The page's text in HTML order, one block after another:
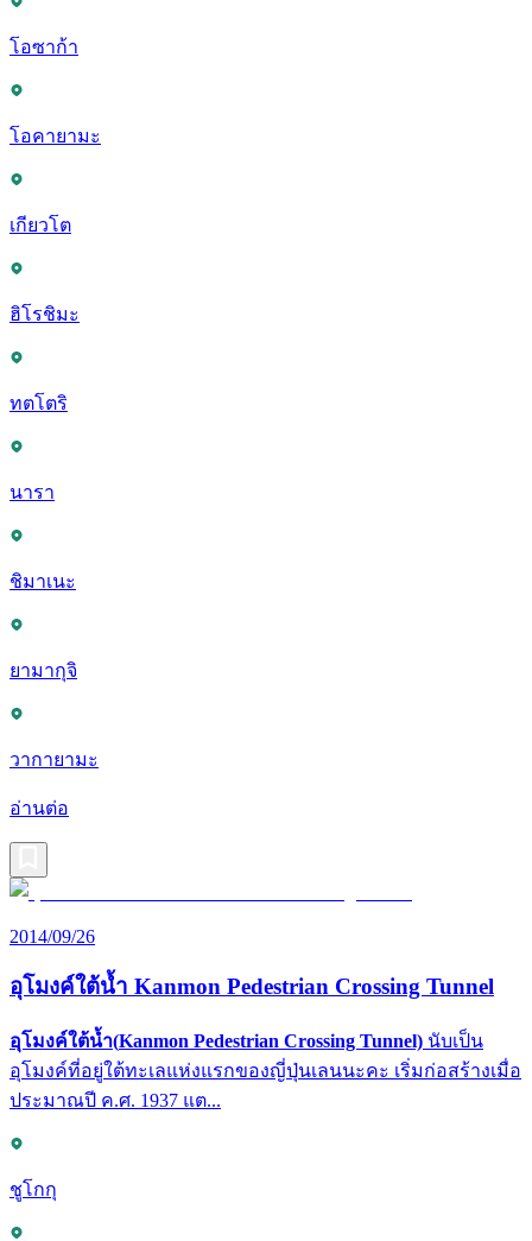
โอซาก้า
โอคายามะ
เกียวโต
ฮิโรชิมะ
ทตโตริ
นารา
ชิมาเนะ
ยามากุจิ
วากายามะ
อ่านต่อ
2014/09/26
อุโมงค์ใต้น้ำ Kanmon Pedestrian Crossing Tunnel
อุโมงค์ใต้น้ำ(Kanmon Pedestrian Crossing Tunnel) นับเป็น
อุโมงค์ที่อยู่ใต้ทะเลแห่งแรกของญี่ปุ่นเลนนะคะ เริ่มก่อสร้างเมื่อ
ประมาณปี ค.ศ. 1937 แต...
ชูโกกุ